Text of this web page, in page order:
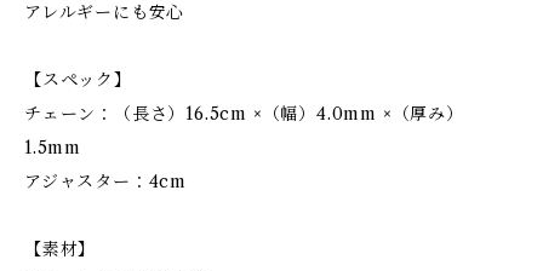
アレルギーにも安心
【スペック】
チェーン：（長さ）16.5cm ×（幅）4.0mm ×（厚み）
1.5mm
アジャスター：4cm
【素材】